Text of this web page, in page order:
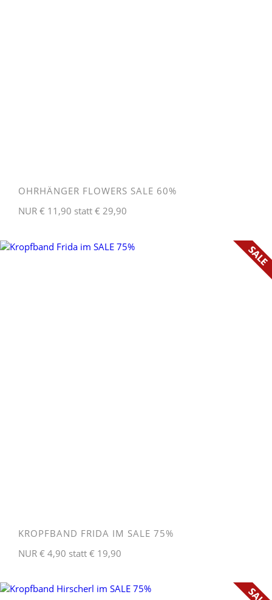
OHRHÄNGER FLOWERS SALE 60%
NUR € 11,90 statt € 29,90
KROPFBAND FRIDA IM SALE 75%
NUR € 4,90 statt € 19,90